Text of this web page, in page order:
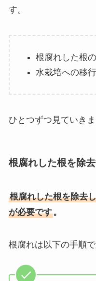
す。
根腐れした根
水栽培への移行
ひとつずつ見ていきま
根腐れした根を除
根腐れした根を除去
が必要です。
根腐れは以下の手順で